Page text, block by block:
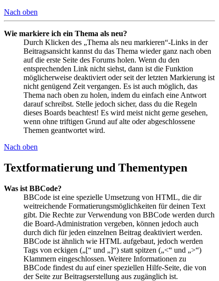
Nach oben
Wie markiere ich ein Thema als neu?
Durch Klicken des „Thema als neu markieren“-Links in der
Beitragsansicht kannst du das Thema wieder ganz nach oben
auf die erste Seite des Forums holen. Wenn du den
entsprechenden Link nicht siehst, dann ist die Funktion
möglicherweise deaktiviert oder seit der letzten Markierung ist
nicht genügend Zeit vergangen. Es ist auch möglich, das
Thema nach oben zu holen, indem du einfach eine Antwort
darauf schreibst. Stelle jedoch sicher, dass du die Regeln
dieses Boards beachtest! Es wird meist nicht gerne gesehen,
wenn ohne triftigen Grund auf alte oder abgeschlossene
Themen geantwortet wird.
Nach oben
Textformatierung und Thementypen
Was ist BBCode?
BBCode ist eine spezielle Umsetzung von HTML, die dir
weitreichende Formatierungsmöglichkeiten für deinen Text
gibt. Die Rechte zur Verwendung von BBCode werden durch
die Board-Administration vergeben, können jedoch auch
durch dich für jeden einzelnen Beitrag deaktiviert werden.
BBCode ist ähnlich wie HTML aufgebaut, jedoch werden
Tags von eckigen („[“ und „]“) statt spitzen („<“ und „>“)
Klammern eingeschlossen. Weitere Informationen zu
BBCode findest du auf einer speziellen Hilfe-Seite, die von
der Seite zur Beitragserstellung aus zugänglich ist.